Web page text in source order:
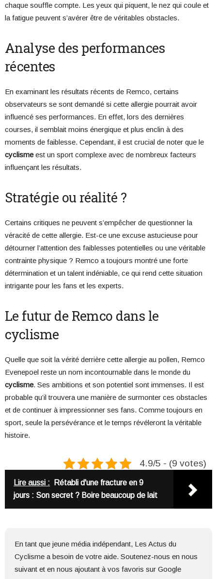
chaque souffle compte. Les yeux qui piquent, le nez qui coule et
la fatigue peuvent s’avérer être de véritables obstacles.
Analyse des performances
récentes
En examinant les résultats récents de Remco, certains
observateurs se sont demandé si cette allergie pourrait avoir
influencé ses performances. En effet, lors des dernières
courses, il semblait moins énergique et plus enclin à des
moments de faiblesse. Cependant, il est crucial de noter que le
cyclismeest un sport complexe avec de nombreux facteurs
influençant les résultats.
Stratégie ou réalité ?
Certains critiques ne peuvent s’empêcher de questionner la
véracité de cette allergie. Est-ce une excuse astucieuse pour
détourner l’attention des faiblesses potentielles ou une véritable
contrainte physique ? Remco a toujours montré une forte
détermination et un talent indéniable, ce qui rend cette situation
intrigante pour les fans et les experts.
Le futur de Remco dans le
cyclisme
Quelle que soit la vérité derrière cette allergie au pollen, Remco
Evenepoel reste un nom incontournable dans le monde du
cyclisme. Ses ambitions et son potentiel sont immenses. Il est
probable qu’il trouvera une manière de surmonter ces obstacles
et de continuer à impressionner ses fans. Comme toujours en
sport, seule la persévérance et le temps révéleront la véritable
histoire.
4.9/5 - (9 votes)
Lire aussi :
Rétabli d'une fracture en 9
jours : Son secret ? Boire beaucoup de lait
En tant que jeune média indépendant, Les Actus du
Cyclisme a besoin de votre aide. Soutenez-nous en nous
suivant et en nous ajoutant à vos favoris sur Google